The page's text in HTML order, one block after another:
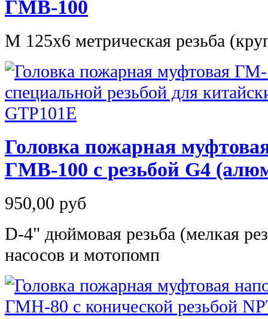
ГМВ-100
М 125х6 метрическая резьба
Головка пожарная
ГМВ-100 с резьбой G4
950,00 руб
D-4" дюймовая резьба (мелкая
насосов и мотопомп